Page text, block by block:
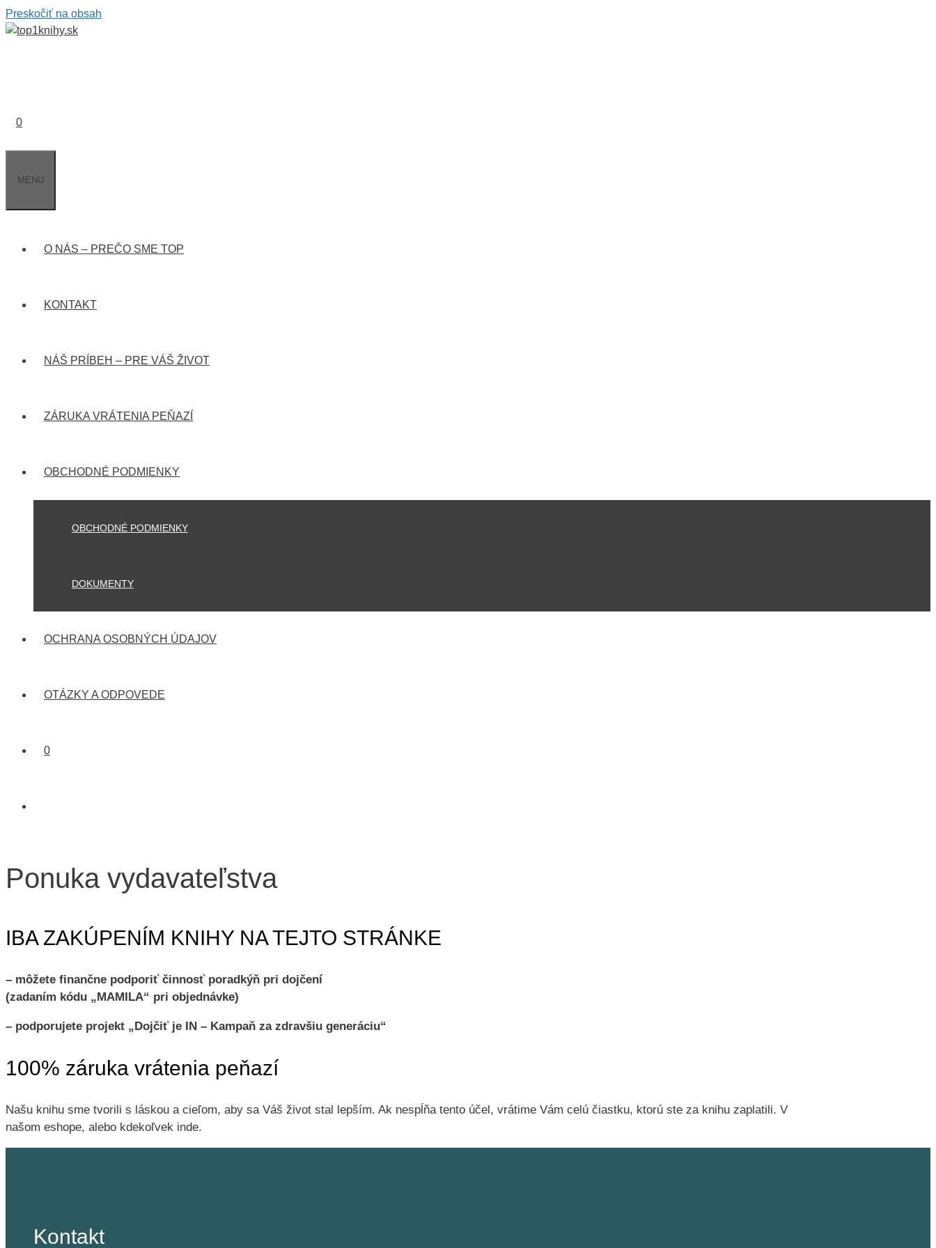
Preskočiť na obsah
0
MENU
O NÁS – PREČO SME TOP
KONTAKT
NÁŠ PRÍBEH – PRE VÁŠ ŽIVOT
ZÁRUKA VRÁTENIA PEŇAZÍ
OBCHODNÉ PODMIENKY
OBCHODNÉ PODMIENKY
DOKUMENTY
OCHRANA OSOBNÝCH ÚDAJOV
OTÁZKY A ODPOVEDE
0
Ponuka vydavateľstva
IBA ZAKÚPENÍM KNIHY NA TEJTO STRÁNKE
– môžete finančne podporiť činnosť poradkýň pri dojčení
(zadaním kódu „MAMILA“ pri objednávke)
– podporujete projekt „Dojčiť je IN – Kampaň za zdravšiu generáciu“
100% záruka vrátenia peňazí
Našu knihu sme tvorili s láskou a cieľom, aby sa Váš život stal lepším. Ak nespĺňa tento účel, vrátime Vám celú čiastku, ktorú ste za knihu zaplatili. V
našom eshope, alebo kdekoľvek inde.
Kontakt